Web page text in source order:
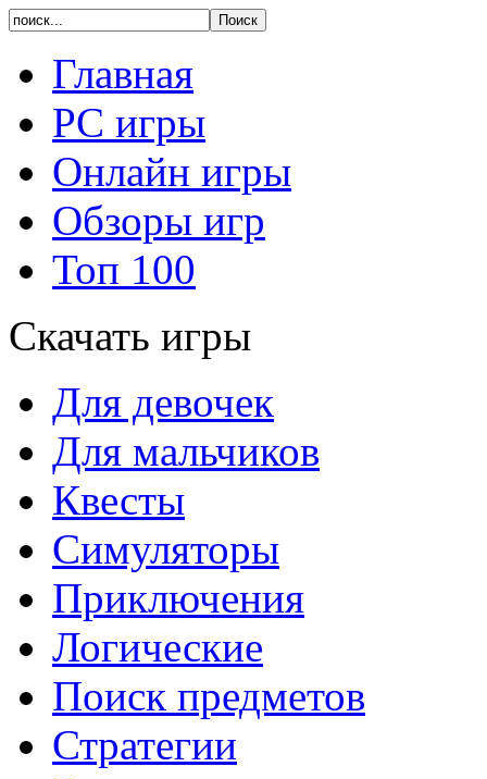
Главная
PC игры
Онлайн игры
Обзоры игр
Топ 100
Скачать игры
Для девочек
Для мальчиков
Квесты
Симуляторы
Приключения
Логические
Поиск предметов
Стратегии